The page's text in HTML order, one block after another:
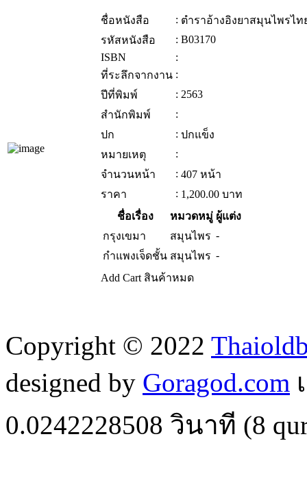
ชื่อหนังสือ : ตำราอ้างอิงยาสมุนไพรไท
รหัสหนังสือ
: B03170
ISBN
:
ที่ระลึกจากงาน :
ปีที่พิมพ์
: 2563
สำนักพิมพ์
:
ปก
: ปกแข็ง
หมายเหตุ
:
จำนวนหน้า
: 407 หน้า
ราคา
: 1,200.00 บาท
ชื่อเรื่อง
หมวดหมู่ ผู้แต่ง
กรุงเขมา
สมุนไพร -
กำแพงเจ็ดชั้น สมุนไพร -
Add Cart สินค้าหมด
Copyright © 2022
designed by Goragod.com
0.0242228508 วินาที (8